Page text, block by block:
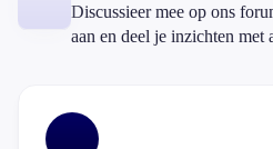
Discussieer mee op ons
aan en deel je inzichten met